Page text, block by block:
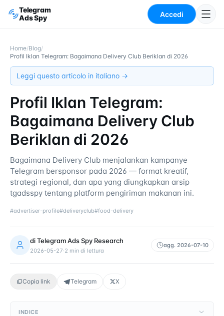
Telegram
Ads Spy
Accedi
Home/Blog/
Profil Iklan Telegram: Bagaimana Delivery Club Beriklan di 2026
Leggi questo articolo in italiano →
Profil Iklan Telegram:
Bagaimana Delivery Club
Beriklan di 2026
Bagaimana Delivery Club menjalankan kampanye
Telegram bersponsor pada 2026 — format kreatif,
strategi regional, dan apa yang diungkapkan arsip
tgadsspy tentang platform pengiriman makanan ini.
#advertiser-profile#deliveryclub#food-delivery
diTelegram Ads Spy Research
2026-05-27·2 min di lettura
agg. 2026-07-10
Copia link Telegram X
INDICE